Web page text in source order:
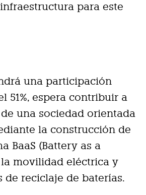
para este
una participación
51%, espera contribuir a
una sociedad orientada
la construcción de
BaaS (Battery as a
la movilidad eléctrica y
de reciclaje de baterías.